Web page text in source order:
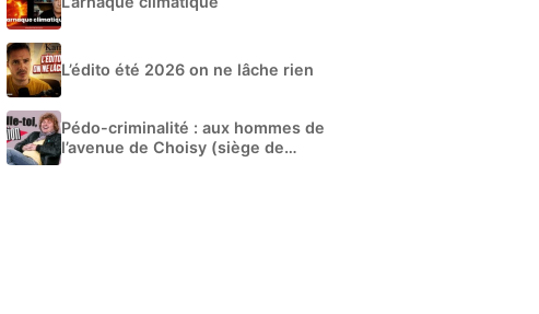
L’édito été 2026 on ne lâche rien
Pédo-criminalité : aux hommes de
l’avenue de Choisy (siège de